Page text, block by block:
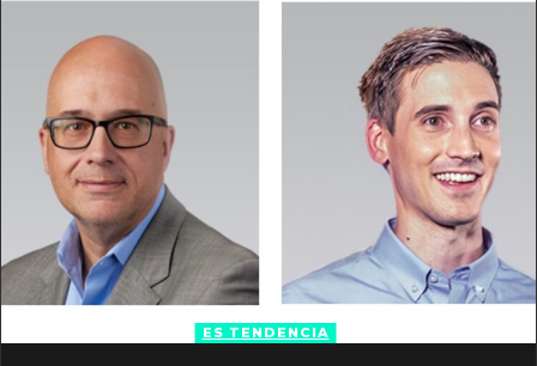
ES TENDENCIA